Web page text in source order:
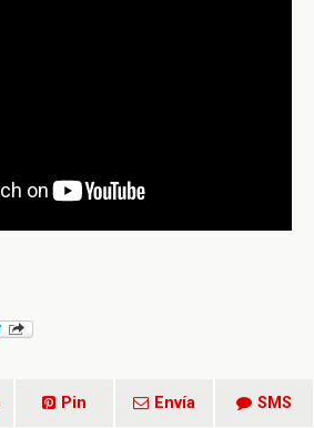
Pin Envía SMS